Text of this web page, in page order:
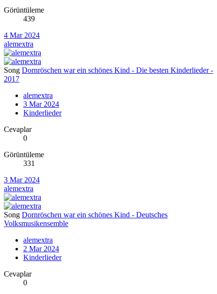
Görüntüleme
439
4 Mar 2024
alemextra
Song Dornröschen war ein schönes Kind - Die besten Kinderlieder -
2017
alemextra
3 Mar 2024
Kinderlieder
Cevaplar
0
Görüntüleme
331
3 Mar 2024
alemextra
Song Dornröschen war ein schönes Kind - Deutsches
Volksmusikensemble
alemextra
2 Mar 2024
Kinderlieder
Cevaplar
0